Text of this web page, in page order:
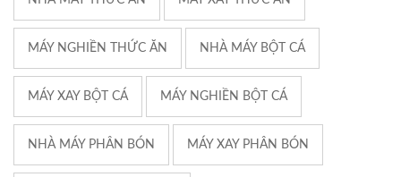
MÁY NGHIỀN THỨC ĂN NHÀ MÁY BỘT CÁ
MÁY XAY BỘT CÁ MÁY NGHIỀN BỘT CÁ
NHÀ MÁY PHÂN BÓN MÁY XAY PHÂN BÓN